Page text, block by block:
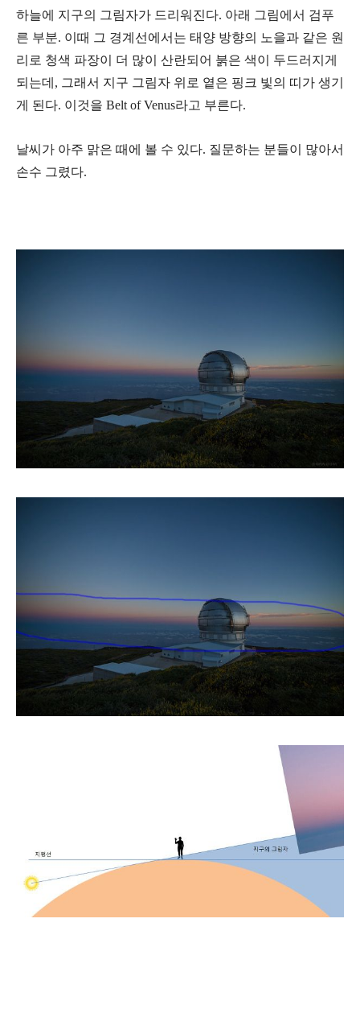
하늘에 지구의 그림자가 드리워진다. 아래 그림에서 검푸
른 부분. 이때 그 경계선에서는 태양 방향의 노을과 같은 원
리로 청색 파장이 더 많이 산란되어 붉은 색이 두드러지게
되는데, 그래서 지구 그림자 위로 옅은 핑크 빛의 띠가 생기
게 된다. 이것을 Belt of Venus라고 부른다.
날씨가 아주 맑은 때에 볼 수 있다. 질문하는 분들이 많아서
손수 그렸다.